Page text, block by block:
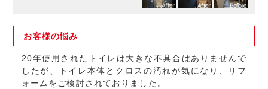
お客様の悩み
20年使用されたトイレは大きな不具合はありませんで
したが、トイレ本体とクロスの汚れが気になり、リフ
ォームをご検討されておりました。